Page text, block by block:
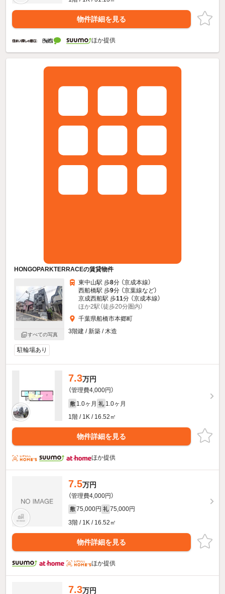
物件詳細を見る
ほか提供
HONGOPARKTERRACEの賃貸物件
すべての写真
東中山駅 歩8分 （京成本線）
西船橋駅 歩9分 （京葉線など）
京成西船駅 歩11分 （京成本線）
ほか2駅（徒歩20分圏内）
千葉県船橋市本郷町
3階建 / 新築 / 木造
駐輪場あり
7.3万円
（管理費4,000円）
敷 1.0ヶ月 礼 1.0ヶ月
1階 / 1K / 16.52㎡
物件詳細を見る
ほか提供
7.5万円
（管理費4,000円）
敷 75,000円 礼 75,000円
3階 / 1K / 16.52㎡
物件詳細を見る
ほか提供
7.3万円